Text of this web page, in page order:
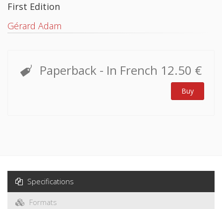
First Edition
Gérard Adam
Paperback - In French 12.50 €
Buy
Specifications
Formats